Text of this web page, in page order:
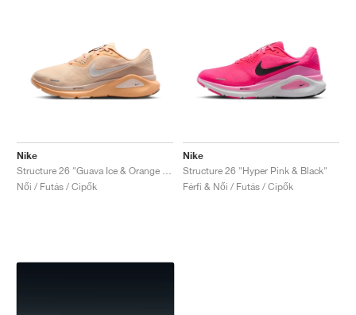
Nike
Női / Futás / Cipők
Nike
Structure 26 "Hyper Pink & Black"
Férfi & Női / Futás / Cipők